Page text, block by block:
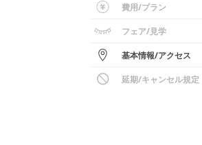
費用/プラン
フェア/見学
基本情報/アクセス
延期/キャンセル規定